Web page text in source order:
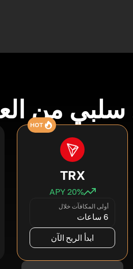
من
HOT
TRX
20% APY
أولى المكافآت خلال
6 ساعات
ابدأ الربح الآن